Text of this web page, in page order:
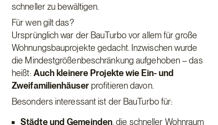
schneller zu bewältigen.
Für wen gilt das?
Ursprünglich war der BauTurbo vor allem für große
Wohnungsbauprojekte gedacht. Inzwischen wurde
die Mindestgrößenbeschränkung aufgehoben – das
heißt: Auch kleinere Projekte wie Ein- und
Zweifamilienhäuserprofitieren davon.
Besonders interessant ist der BauTurbo für:
Städte und Gemeinden , die schneller Wohnraum